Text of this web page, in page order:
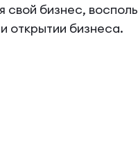
бизнес,
открытии бизнеса.